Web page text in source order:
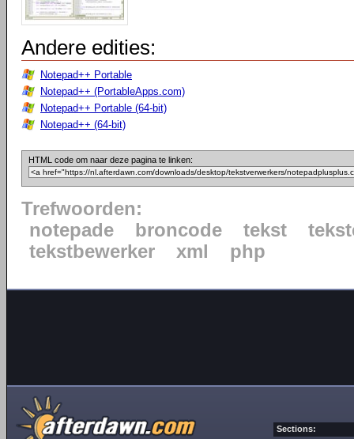
Andere edities:
Notepad++ Portable
Notepad++ (PortableApps.com)
Notepad++ Portable (64-bit)
Notepad++ (64-bit)
HTML code om naar deze pagina te linken:
Trefwoorden:
notepade
broncode tekst
tekstbewerker
xml php
Sections: